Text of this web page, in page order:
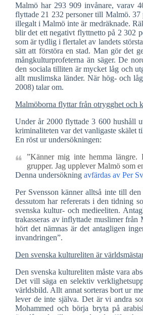
Malmö har 293 909 invånare, varav
flyttade 21 232 personer till Malmö. 37
illegalt i Malmö inte är medräknade.
blir det ett negativt flyttnetto på 2 302
som är tydlig i flertalet av landets
sätt att förstöra en stad. Man gör det
mångkulturprofeterna än säger. De
den sociala tilliten är mycket låg och
allt muslimska länder. När hög- och
2008) talar om.
Malmöborna flyttar från otrygghet och
Under år 2000 flyttade 3 600 hushåll
kriminaliteten var det vanligaste skälet
En röst ur undersökningen:
”Känner mig inte hemma längre.
grupper. Jag upplever Malmö som
Denna undersökning avfärdas av Per
Per Svensson känner alltså inte till
dessutom har refererats i den tidning
svenska kultur- och medieeliten.
trakasseras av inflyttade muslimer
hört det nämnas är det antagligen
invandringen”.
Den svenska kultureliten är
Den svenska kultureliten måste vara
Det vill säga en selektiv
världsbild. Allt annat sorteras bort ur
lever de inte själva. Det är vi andra
Mohammed och börja bryta på